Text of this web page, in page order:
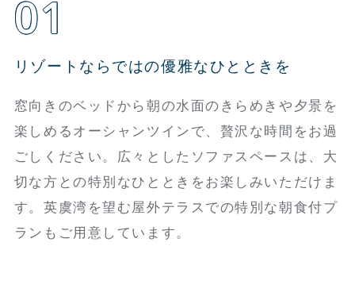
01
リゾートならではの優雅なひとときを
窓向きのベッドから朝の水面のきらめきや夕景を
楽しめるオーシャンツインで、贅沢な時間をお過
ごしください。広々としたソファスペースは、大
切な方との特別なひとときをお楽しみいただけま
す。英虞湾を望む屋外テラスでの特別な朝食付プ
ランもご用意しています。